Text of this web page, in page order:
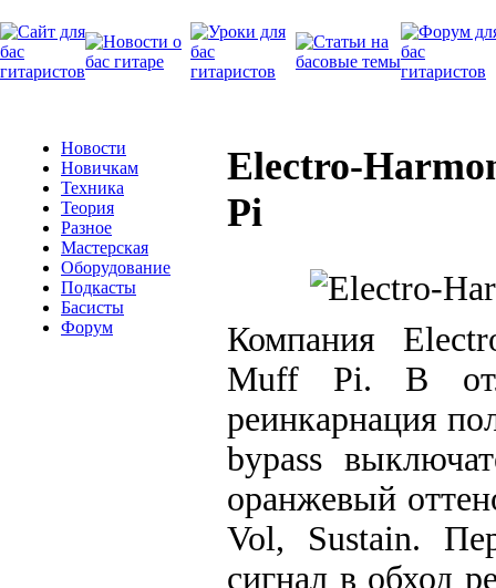
Новости
Новичкам
Техника
Теория
Разное
Мастерская
Оборудование
Подкасты
Басисты
Форум
Electro-
Pi
Компания
Muff Pi. В
реинкарнация
bypass
оранжевый
Vol, Sustain.
сигнал в обход